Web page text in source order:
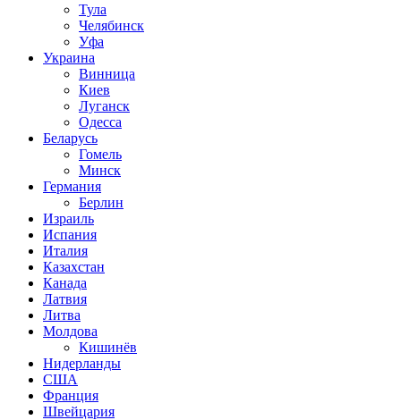
Тула
Челябинск
Уфа
Украина
Винница
Киев
Луганск
Одесса
Беларусь
Гомель
Минск
Германия
Берлин
Израиль
Испания
Италия
Казахстан
Канада
Латвия
Литва
Молдова
Кишинёв
Нидерланды
США
Франция
Швейцария